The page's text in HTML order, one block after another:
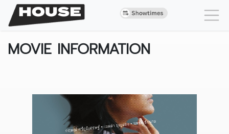
MOVIE INFORMATION